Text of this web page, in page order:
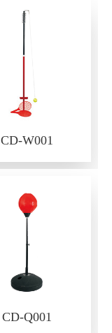
CD-W001
CD-Q001